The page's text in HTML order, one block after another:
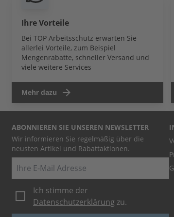
Ihre Vorteile
Bei TOP Arbeitsschutz erwarten Sie
allerlei Vorteile, zum Beispiel
Mengenrabatte, schneller Versand und
viele weitere Services
Mehr dazu
ABONNIEREN SIE UNSEREN NEWSLETTER
Wir informieren Sie regelmäßig über die
neusten Artikel und Rabattaktionen.
E-Mail
Ich stimme der
Datenschutzerklärung zu.